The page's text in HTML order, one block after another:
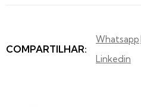
COMPARTILHAR:
Whatsapp
Linkedin